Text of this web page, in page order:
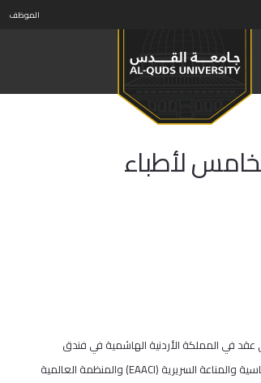
الموظف
لأطباء
في المملكة الأردنية الهاشمية في فندق
والمناعة السريرية (EAACI) والمنظمة العالمية